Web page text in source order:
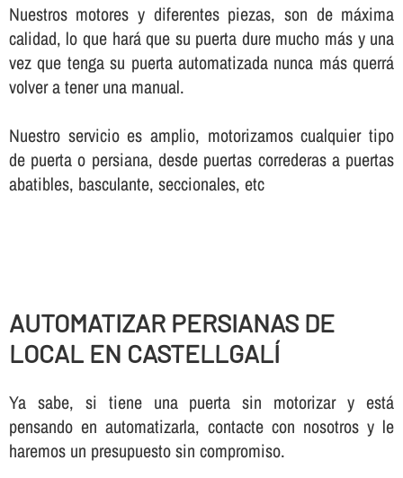
Nuestros motores y diferentes piezas, son de máxima
calidad, lo que hará que su puerta dure mucho más y una
vez que tenga su puerta automatizada nunca más querrá
volver a tener una manual.
Nuestro servicio es amplio, motorizamos cualquier tipo
de puerta o persiana, desde puertas correderas a puertas
abatibles, basculante, seccionales, etc
AUTOMATIZAR PERSIANAS DE
LOCAL EN CASTELLGALÍ
Ya sabe, si tiene una puerta sin motorizar y está
pensando en automatizarla, contacte con nosotros y le
haremos un presupuesto sin compromiso.